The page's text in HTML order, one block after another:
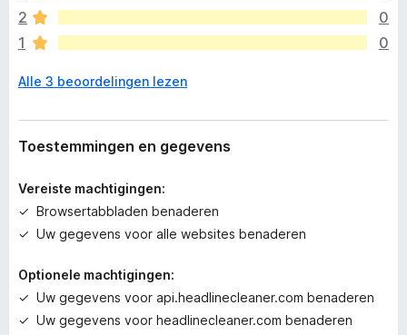
n
n
o
g
e
n
a
r
d
r
i
2
0
1
0
Alle 3 beoordelingen lezen
Toestemmingen en gegevens
Vereiste machtigingen:
Browsertabbladen benaderen
Uw gegevens voor alle websites benaderen
Optionele machtigingen:
Uw gegevens voor api.headlinecleaner.com benaderen
Uw gegevens voor headlinecleaner.com benaderen